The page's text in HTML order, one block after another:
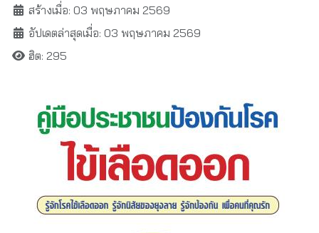
สร้างเมื่อ: 03 พฤษภาคม 2569
อัปเดตล่าสุดเมื่อ: 03 พฤษภาคม 2569
ฮิต: 295